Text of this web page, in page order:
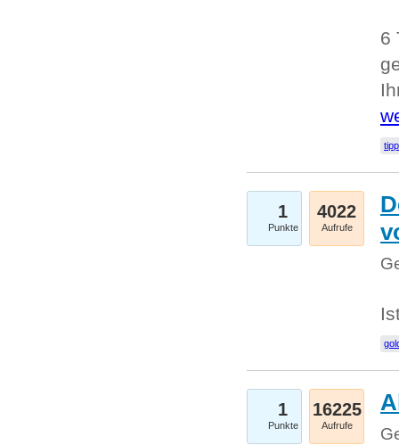
6
1
Punkte
4022
Aufrufe
1
Punkte
16225
Aufrufe